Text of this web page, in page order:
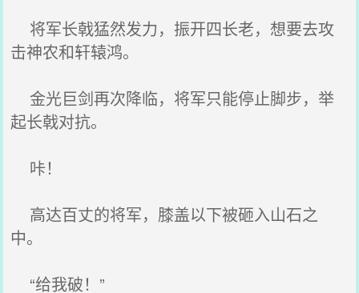
将军长戟猛然发力，振开四长老，想要去攻
击神农和轩辕鸿。
金光巨剑再次降临，将军只能停止脚步，举
起长戟对抗。
咔！
高达百丈的将军，膝盖以下被砸入山石之
中。
“给我破！”